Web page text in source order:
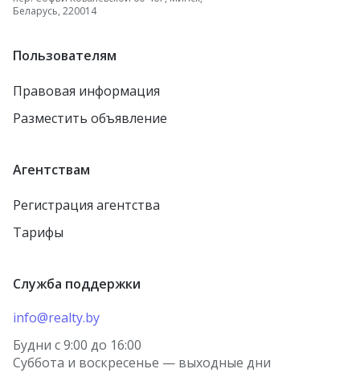
Беларусь, 220014
Пользователям
Правовая информация
Разместить объявление
Агентствам
Регистрация агентства
Тарифы
Служба поддержки
info@realty.by
Будни с 9:00 до 16:00
Суббота и воскресенье — выходные дни